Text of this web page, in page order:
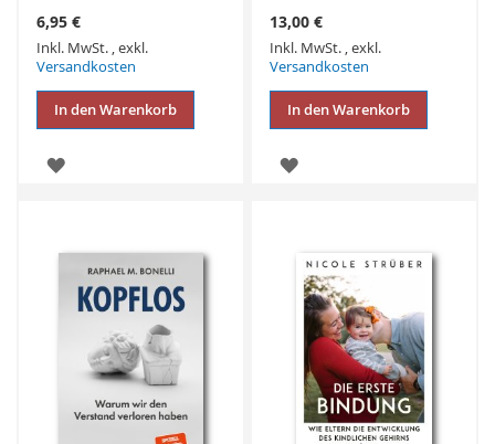
6,95 €
Inkl. MwSt. ,exkl.
Versandkosten
In den Warenkorb
ZUR
13,00 €
Inkl. MwSt. ,exkl.
Versandkosten
In den Warenkorb
ZUR